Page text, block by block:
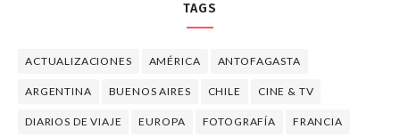
TAGS
ACTUALIZACIONES AMÉRICA ANTOFAGASTA
ARGENTINA BUENOS AIRES CHILE CINE & TV
DIARIOS DE VIAJE EUROPA FOTOGRAFÍA FRANCIA